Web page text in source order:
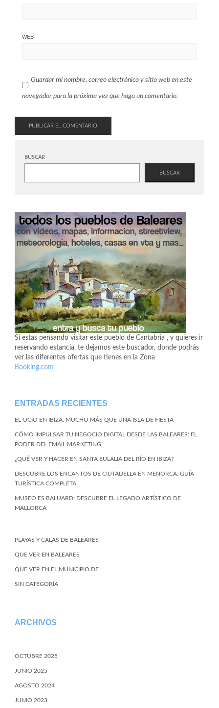
WEB
Guardar mi nombre, correo electrónico y sitio web en este
navegador para la próxima vez que haga un comentario.
BUSCAR
BUSCAR
Si estas pensando visitar este pueblo de Cantabria , y quieres ir
reservando estancia, te dejamos este buscador, donde podrás
ver las diferentes ofertas que tienes en la Zona
Booking.com
ENTRADAS RECIENTES
EL OCIO EN IBIZA: MUCHO MÁS QUE UNA ISLA DE FIESTA
CÓMO IMPULSAR TU NEGOCIO DIGITAL DESDE LAS BALEARES: EL
PODER DEL EMAIL MARKETING
¿QUÉ VER Y HACER EN SANTA EULALIA DEL RÍO EN IBIZA?
DESCUBRE LOS ENCANTOS DE CIUTADELLA EN MENORCA: GUÍA
TURÍSTICA COMPLETA
MUSEO ES BALUARD: DESCUBRE EL LEGADO ARTÍSTICO DE
MALLORCA
PLAYAS Y CALAS DE BALEARES
QUE VER EN BALEARES
QUE VER EN EL MUNICIPIO DE
SIN CATEGORÍA
ARCHIVOS
OCTUBRE 2025
JUNIO 2025
AGOSTO 2024
JUNIO 2023